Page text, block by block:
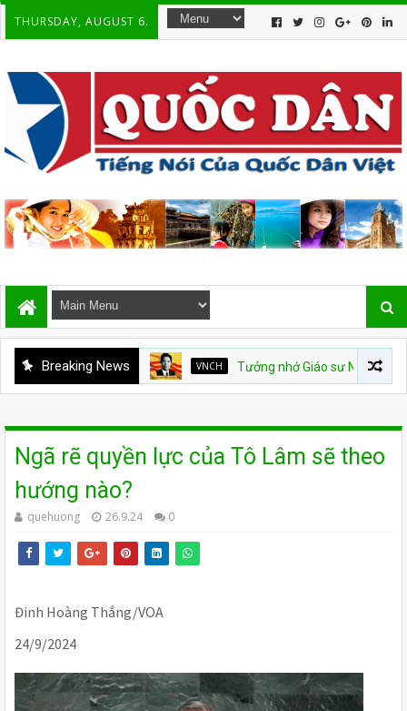
THURSDAY, AUGUST 6.
Breaking News VNCH Tưởng nhớ Giáo sư Nguyễn Ngọc Huy
Ngã rẽ quyền lực của Tô Lâm sẽ theo
hướng nào?
quehuong 26.9.24 0
Đinh Hoàng Thắng/VOA
24/9/2024